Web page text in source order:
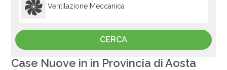
Ventilazione Meccanica
Case Nuove in in Provincia di Aosta